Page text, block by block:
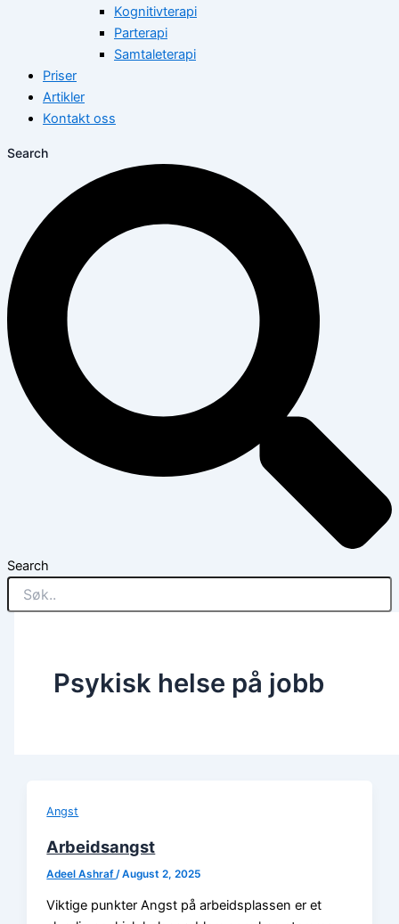
Kognitivterapi
Parterapi
Samtaleterapi
Priser
Artikler
Kontakt oss
Search
Search
Psykisk helse på jobb
Angst
Arbeidsangst
Adeel Ashraf /August 2, 2025
Viktige punkter Angst på arbeidsplassen er et